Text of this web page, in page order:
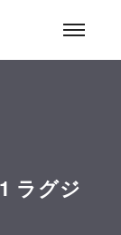
ラグジ